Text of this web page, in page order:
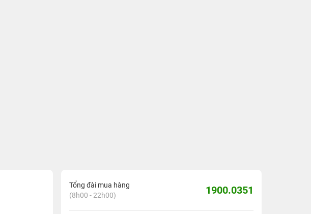
Tổng đài mua hàng
(8h00 - 22h00)
1900.0351